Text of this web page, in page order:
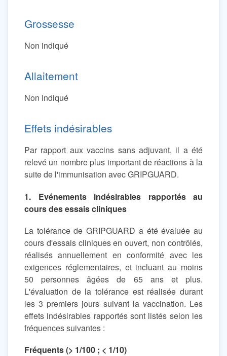
Grossesse
Non indiqué
Allaitement
Non indiqué
Effets indésirables
Par rapport aux vaccins sans adjuvant, il a été
relevé un nombre plus important de réactions à la
suite de l'immunisation avec GRIPGUARD.
1. Evénements indésirables rapportés au
cours des essais cliniques
La tolérance de GRIPGUARD a été évaluée au
cours d'essais cliniques en ouvert, non contrôlés,
réalisés annuellement en conformité avec les
exigences réglementaires, et incluant au moins
50 personnes âgées de 65 ans et plus.
L'évaluation de la tolérance est réalisée durant
les 3 premiers jours suivant la vaccination. Les
effets indésirables rapportés sont listés selon les
fréquences suivantes :
Fréquents (> 1/100 ; < 1/10)